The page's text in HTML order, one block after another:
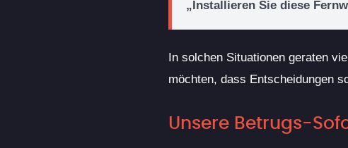
„Installieren Sie diese
In solchen Situationen geraten
möchten, dass Entscheidungen
Unsere Betrugs-